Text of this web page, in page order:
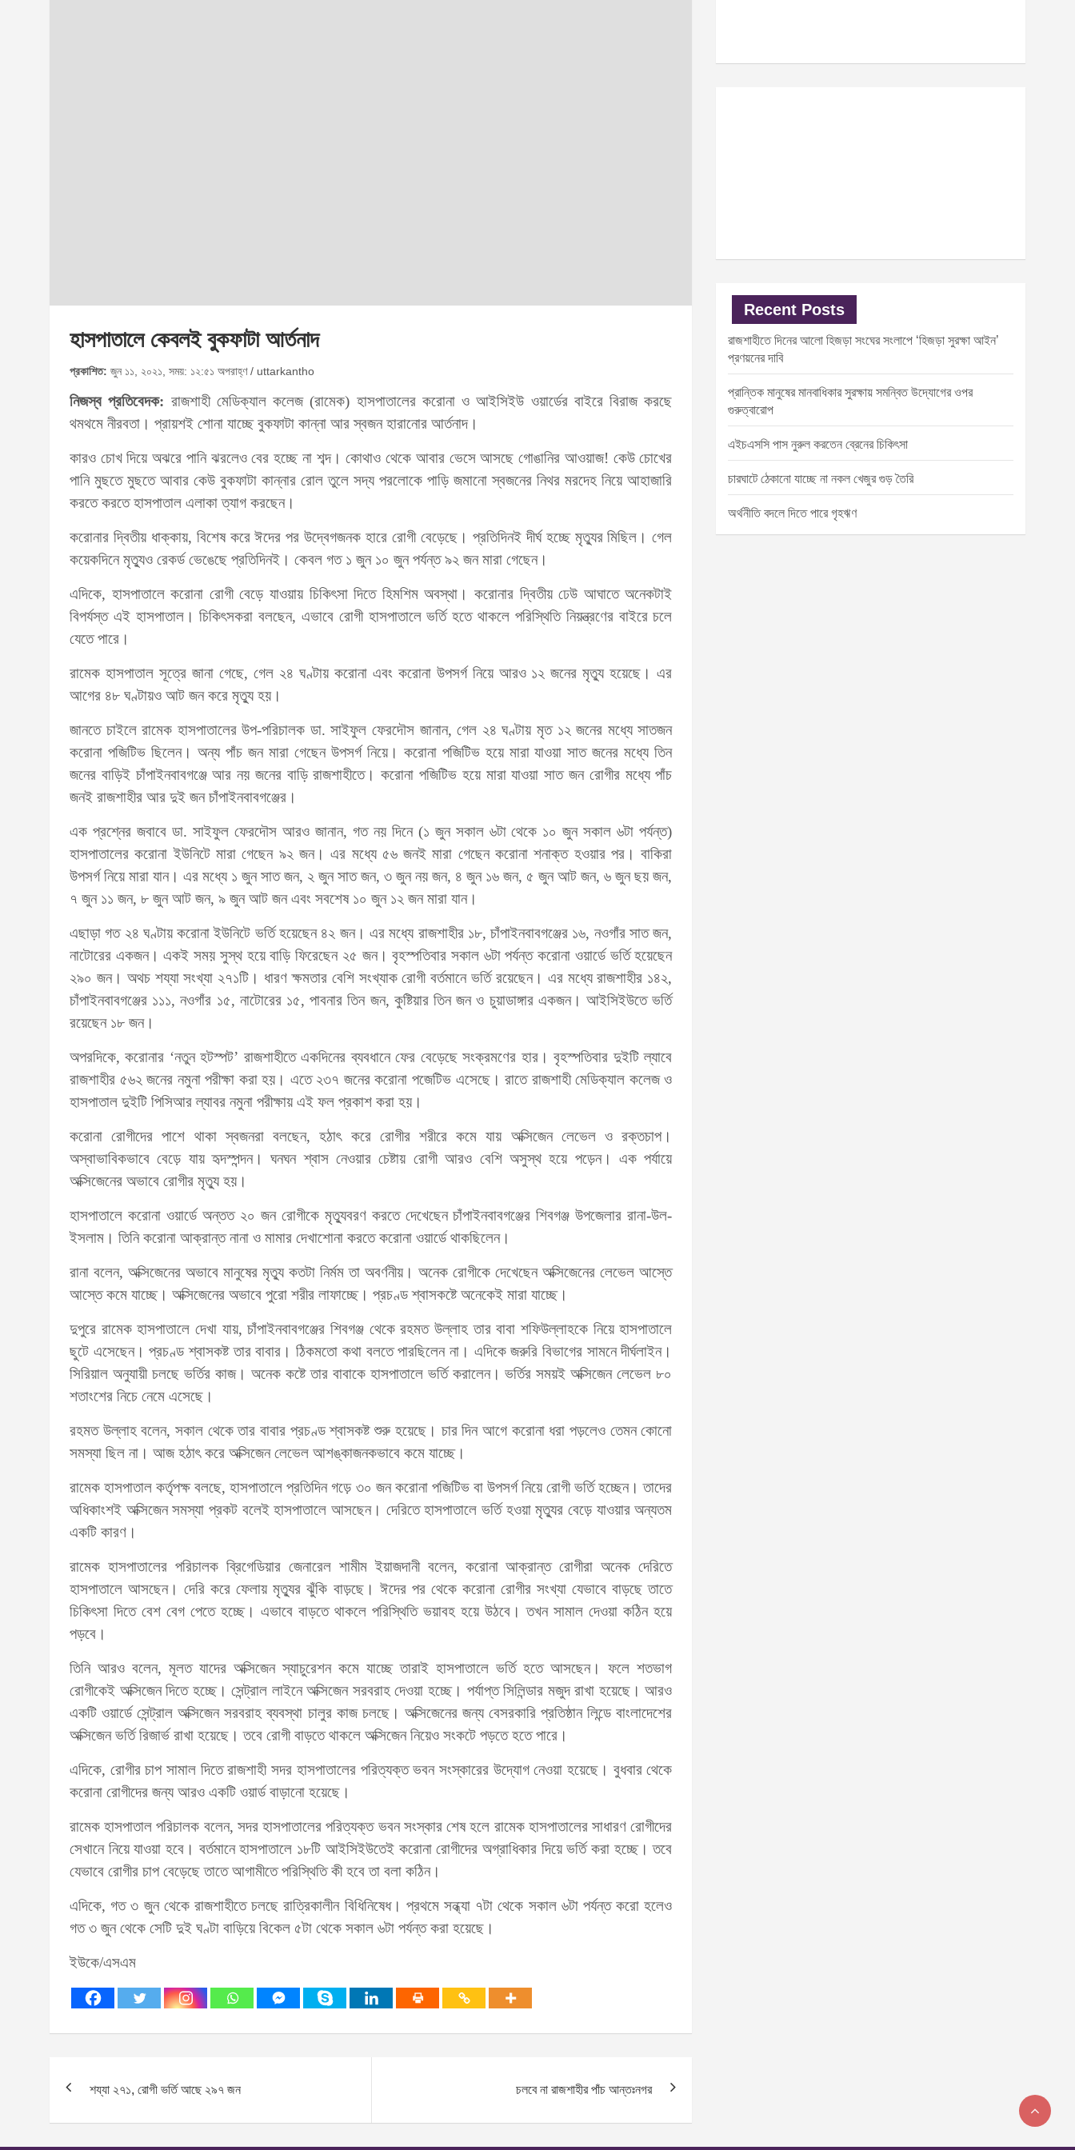
হাসপাতালে কেবলই বুকফাটা আর্তনাদ
প্রকাশিত: জুন ১১, ২০২১, সময়: ১২:৫১ অপরাহ্ণ / uttarkantho
নিজস্ব প্রতিবেদক: রাজশাহী মেডিক্যাল কলেজ (রামেক) হাসপাতালের করোনা ও আইসিইউ ওয়ার্ডের বাইরে বিরাজ করছে
থমথমে নীরবতা। প্রায়শই শোনা যাচ্ছে বুকফাটা কান্না আর স্বজন হারানোর আর্তনাদ।
কারও চোখ দিয়ে অঝরে পানি ঝরলেও বের হচ্ছে না শব্দ। কোথাও থেকে আবার ভেসে আসছে গোঙানির আওয়াজ! কেউ চোখের
পানি মুছতে মুছতে আবার কেউ বুকফাটা কান্নার রোল তুলে সদ্য পরলোকে পাড়ি জমানো স্বজনের নিথর মরদেহ নিয়ে আহাজারি
করতে করতে হাসপাতাল এলাকা ত্যাগ করছেন।
করোনার দ্বিতীয় ধাক্কায়, বিশেষ করে ঈদের পর উদ্বেগজনক হারে রোগী বেড়েছে। প্রতিদিনই দীর্ঘ হচ্ছে মৃত্যুর মিছিল। গেল
কয়েকদিনে মৃত্যুও রেকর্ড ভেঙেছে প্রতিদিনই। কেবল গত ১ জুন ১০ জুন পর্যন্ত ৯২ জন মারা গেছেন।
এদিকে, হাসপাতালে করোনা রোগী বেড়ে যাওয়ায় চিকিৎসা দিতে হিমশিম অবস্থা। করোনার দ্বিতীয় ঢেউ আঘাতে অনেকটাই
বিপর্যস্ত এই হাসপাতাল। চিকিৎসকরা বলছেন, এভাবে রোগী হাসপাতালে ভর্তি হতে থাকলে পরিস্থিতি নিয়ন্ত্রণের বাইরে চলে
যেতে পারে।
রামেক হাসপাতাল সূত্রে জানা গেছে, গেল ২৪ ঘণ্টায় করোনা এবং করোনা উপসর্গ নিয়ে আরও ১২ জনের মৃত্যু হয়েছে। এর
আগের ৪৮ ঘণ্টায়ও আট জন করে মৃত্যু হয়।
জানতে চাইলে রামেক হাসপাতালের উপ-পরিচালক ডা. সাইফুল ফেরদৌস জানান, গেল ২৪ ঘণ্টায় মৃত ১২ জনের মধ্যে সাতজন
করোনা পজিটিভ ছিলেন। অন্য পাঁচ জন মারা গেছেন উপসর্গ নিয়ে। করোনা পজিটিভ হয়ে মারা যাওয়া সাত জনের মধ্যে তিন
জনের বাড়িই চাঁপাইনবাবগঞ্জে আর নয় জনের বাড়ি রাজশাহীতে। করোনা পজিটিভ হয়ে মারা যাওয়া সাত জন রোগীর মধ্যে পাঁচ
জনই রাজশাহীর আর দুই জন চাঁপাইনবাবগঞ্জের।
এক প্রশ্নের জবাবে ডা. সাইফুল ফেরদৌস আরও জানান, গত নয় দিনে (১ জুন সকাল ৬টা থেকে ১০ জুন সকাল ৬টা পর্যন্ত)
হাসপাতালের করোনা ইউনিটে মারা গেছেন ৯২ জন। এর মধ্যে ৫৬ জনই মারা গেছেন করোনা শনাক্ত হওয়ার পর। বাকিরা
উপসর্গ নিয়ে মারা যান। এর মধ্যে ১ জুন সাত জন, ২ জুন সাত জন, ৩ জুন নয় জন, ৪ জুন ১৬ জন, ৫ জুন আট জন, ৬ জুন ছয় জন,
৭ জুন ১১ জন, ৮ জুন আট জন, ৯ জুন আট জন এবং সবশেষ ১০ জুন ১২ জন মারা যান।
এছাড়া গত ২৪ ঘণ্টায় করোনা ইউনিটে ভর্তি হয়েছেন ৪২ জন। এর মধ্যে রাজশাহীর ১৮, চাঁপাইনবাবগঞ্জের ১৬, নওগাঁর সাত জন,
নাটোরের একজন। একই সময় সুস্থ হয়ে বাড়ি ফিরেছেন ২৫ জন। বৃহস্পতিবার সকাল ৬টা পর্যন্ত করোনা ওয়ার্ডে ভর্তি হয়েছেন
২৯০ জন। অথচ শয্যা সংখ্যা ২৭১টি। ধারণ ক্ষমতার বেশি সংখ্যাক রোগী বর্তমানে ভর্তি রয়েছেন। এর মধ্যে রাজশাহীর ১৪২,
চাঁপাইনবাবগঞ্জের ১১১, নওগাঁর ১৫, নাটোরের ১৫, পাবনার তিন জন, কুষ্টিয়ার তিন জন ও চুয়াডাঙ্গার একজন। আইসিইউতে ভর্তি
রয়েছেন ১৮ জন।
অপরদিকে, করোনার ‘নতুন হটস্পট’ রাজশাহীতে একদিনের ব্যবধানে ফের বেড়েছে সংক্রমণের হার। বৃহস্পতিবার দুইটি ল্যাবে
রাজশাহীর ৫৬২ জনের নমুনা পরীক্ষা করা হয়। এতে ২৩৭ জনের করোনা পজেটিভ এসেছে। রাতে রাজশাহী মেডিক্যাল কলেজ ও
হাসপাতাল দুইটি পিসিআর ল্যাবর নমুনা পরীক্ষায় এই ফল প্রকাশ করা হয়।
করোনা রোগীদের পাশে থাকা স্বজনরা বলছেন, হঠাৎ করে রোগীর শরীরে কমে যায় অক্সিজেন লেভেল ও রক্তচাপ।
অস্বাভাবিকভাবে বেড়ে যায় হৃদস্পন্দন। ঘনঘন শ্বাস নেওয়ার চেষ্টায় রোগী আরও বেশি অসুস্থ হয়ে পড়েন। এক পর্যায়ে
অক্সিজেনের অভাবে রোগীর মৃত্যু হয়।
হাসপাতালে করোনা ওয়ার্ডে অন্তত ২০ জন রোগীকে মৃত্যুবরণ করতে দেখেছেন চাঁপাইনবাবগঞ্জের শিবগঞ্জ উপজেলার রানা-উল-
ইসলাম। তিনি করোনা আক্রান্ত নানা ও মামার দেখাশোনা করতে করোনা ওয়ার্ডে থাকছিলেন।
রানা বলেন, অক্সিজেনের অভাবে মানুষের মৃত্যু কতটা নির্মম তা অবর্ণনীয়। অনেক রোগীকে দেখেছেন অক্সিজেনের লেভেল আস্তে
আস্তে কমে যাচ্ছে। অক্সিজেনের অভাবে পুরো শরীর লাফাচ্ছে। প্রচণ্ড শ্বাসকষ্টে অনেকেই মারা যাচ্ছে।
দুপুরে রামেক হাসপাতালে দেখা যায়, চাঁপাইনবাবগঞ্জের শিবগঞ্জ থেকে রহমত উল্লাহ তার বাবা শফিউল্লাহকে নিয়ে হাসপাতালে
ছুটে এসেছেন। প্রচণ্ড শ্বাসকষ্ট তার বাবার। ঠিকমতো কথা বলতে পারছিলেন না। এদিকে জরুরি বিভাগের সামনে দীর্ঘলাইন।
সিরিয়াল অনুযায়ী চলছে ভর্তির কাজ। অনেক কষ্টে তার বাবাকে হাসপাতালে ভর্তি করালেন। ভর্তির সময়ই অক্সিজেন লেভেল ৮০
শতাংশের নিচে নেমে এসেছে।
রহমত উল্লাহ বলেন, সকাল থেকে তার বাবার প্রচণ্ড শ্বাসকষ্ট শুরু হয়েছে। চার দিন আগে করোনা ধরা পড়লেও তেমন কোনো
সমস্যা ছিল না। আজ হঠাৎ করে অক্সিজেন লেভেল আশঙ্কাজনকভাবে কমে যাচ্ছে।
রামেক হাসপাতাল কর্তৃপক্ষ বলছে, হাসপাতালে প্রতিদিন গড়ে ৩০ জন করোনা পজিটিভ বা উপসর্গ নিয়ে রোগী ভর্তি হচ্ছেন। তাদের
অধিকাংশই অক্সিজেন সমস্যা প্রকট বলেই হাসপাতালে আসছেন। দেরিতে হাসপাতালে ভর্তি হওয়া মৃত্যুর বেড়ে যাওয়ার অন্যতম
একটি কারণ।
রামেক হাসপাতালের পরিচালক ব্রিগেডিয়ার জেনারেল শামীম ইয়াজদানী বলেন, করোনা আক্রান্ত রোগীরা অনেক দেরিতে
হাসপাতালে আসছেন। দেরি করে ফেলায় মৃত্যুর ঝুঁকি বাড়ছে। ঈদের পর থেকে করোনা রোগীর সংখ্যা যেভাবে বাড়ছে তাতে
চিকিৎসা দিতে বেশ বেগ পেতে হচ্ছে। এভাবে বাড়তে থাকলে পরিস্থিতি ভয়াবহ হয়ে উঠবে। তখন সামাল দেওয়া কঠিন হয়ে
পড়বে।
তিনি আরও বলেন, মূলত যাদের অক্সিজেন স্যাচুরেশন কমে যাচ্ছে তারাই হাসপাতালে ভর্তি হতে আসছেন। ফলে শতভাগ
রোগীকেই অক্সিজেন দিতে হচ্ছে। সেন্ট্রাল লাইনে অক্সিজেন সরবরাহ দেওয়া হচ্ছে। পর্যাপ্ত সিলিন্ডার মজুদ রাখা হয়েছে। আরও
একটি ওয়ার্ডে সেন্ট্রাল অক্সিজেন সরবরাহ ব্যবস্থা চালুর কাজ চলছে। অক্সিজেনের জন্য বেসরকারি প্রতিষ্ঠান লিন্ডে বাংলাদেশের
অক্সিজেন ভর্তি রিজার্ভ রাখা হয়েছে। তবে রোগী বাড়তে থাকলে অক্সিজেন নিয়েও সংকটে পড়তে হতে পারে।
এদিকে, রোগীর চাপ সামাল দিতে রাজশাহী সদর হাসপাতালের পরিত্যক্ত ভবন সংস্কারের উদ্যোগ নেওয়া হয়েছে। বুধবার থেকে
করোনা রোগীদের জন্য আরও একটি ওয়ার্ড বাড়ানো হয়েছে।
রামেক হাসপাতাল পরিচালক বলেন, সদর হাসপাতালের পরিত্যক্ত ভবন সংস্কার শেষ হলে রামেক হাসপাতালের সাধারণ রোগীদের
সেখানে নিয়ে যাওয়া হবে। বর্তমানে হাসপাতালে ১৮টি আইসিইউতেই করোনা রোগীদের অগ্রাধিকার দিয়ে ভর্তি করা হচ্ছে। তবে
যেভাবে রোগীর চাপ বেড়েছে তাতে আগামীতে পরিস্থিতি কী হবে তা বলা কঠিন।
এদিকে, গত ৩ জুন থেকে রাজশাহীতে চলছে রাত্রিকালীন বিধিনিষেধ। প্রথমে সন্ধ্যা ৭টা থেকে সকাল ৬টা পর্যন্ত করো হলেও
গত ৩ জুন থেকে সেটি দুই ঘণ্টা বাড়িয়ে বিকেল ৫টা থেকে সকাল ৬টা পর্যন্ত করা হয়েছে।
ইউকে/এসএম
navigation
শয্যা ২৭১, রোগী ভর্তি আছে ২৯৭ জন চলবে না রাজশাহীর পাঁচ আন্তঃনগর
Recent Posts
রাজশাহীতে দিনের আলো হিজড়া সংঘের সংলাপে ‘হিজড়া সুরক্ষা আইন’
প্রণয়নের দাবি
প্রান্তিক মানুষের মানবাধিকার সুরক্ষায় সমন্বিত উদ্যোগের ওপর
গুরুত্বারোপ
এইচএসসি পাস নুরুল করতেন ব্রেনের চিকিৎসা
চারঘাটে ঠেকানো যাচ্ছে না নকল খেজুর গুড় তৈরি
অর্থনীতি বদলে দিতে পারে গৃহঋণ